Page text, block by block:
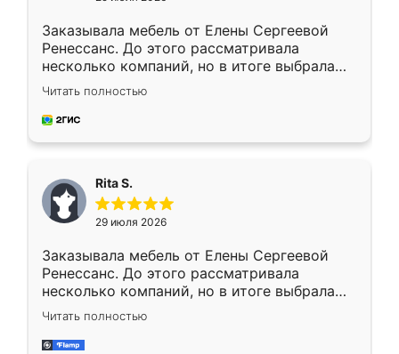
Заказывала мебель от Елены Сергеевой
Ренессанс. До этого рассматривала
несколько компаний, но в итоге выбрала
эту. Сначала обговорили условия, потом
приехал замерщик, всё спокойно объяснил
и снял размеры. Изготовили в срок, с
каких-либо доработок. Качеством осталась
довольна, все выглядит так, как и ожидала.
Читать полностью
Rita S.
29 июля 2026
Заказывала мебель от Елены Сергеевой
Ренессанс. До этого рассматривала
несколько компаний, но в итоге выбрала
эту. Сначала обговорили условия, потом
приехал замерщик, всё спокойно объяснил
и снял размеры. Изготовили в срок, с
Читать полностью